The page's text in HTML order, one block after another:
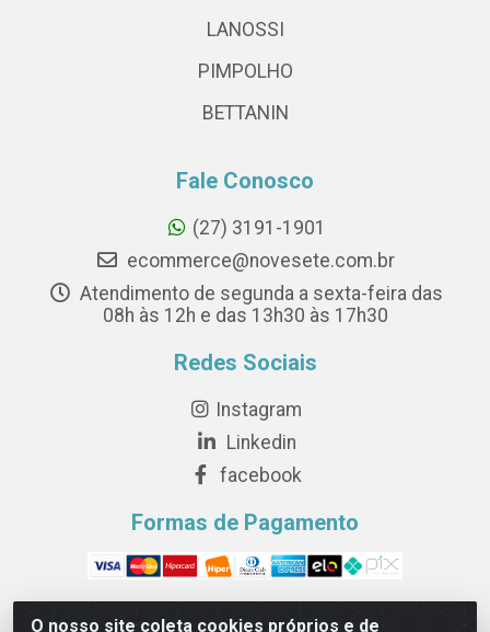
O nosso site coleta cookies próprios e de
LANOSSI
PIMPOLHO
BETTANIN
Fale Conosco
(27) 3191-1901
ecommerce@novesete.com.br
Atendimento de segunda a sexta-feira das
08h às 12h e das 13h30 às 17h30
Redes Sociais
Instagram
Linkedin
facebook
Formas de Pagamento